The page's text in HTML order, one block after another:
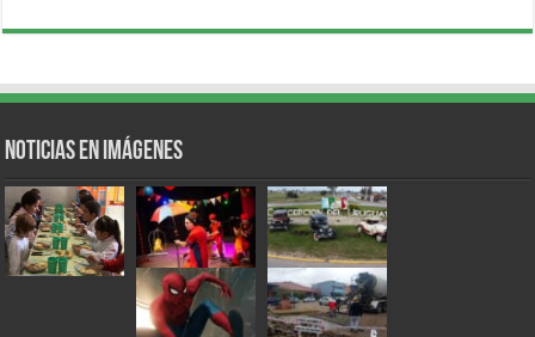
Noticias en Imágenes